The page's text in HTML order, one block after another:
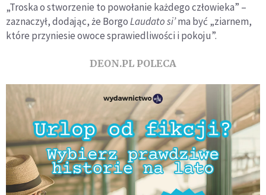
„Troska o stworzenie to powołanie każdego człowieka” –
zaznaczył, dodając, że BorgoLaudato si’ma być „ziarnem,
które przyniesie owoce sprawiedliwości i pokoju”.
DEON.PL POLECA